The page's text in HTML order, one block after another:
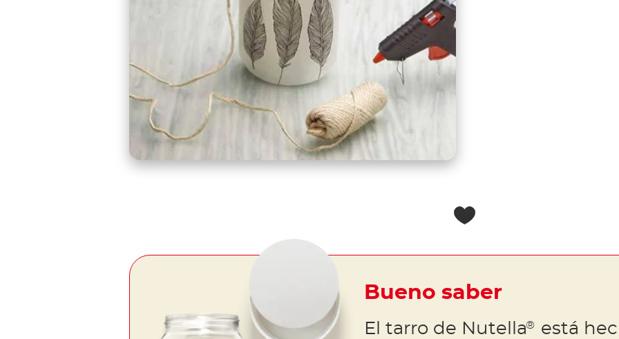
Bueno saber
El tarro de Nutella®
está